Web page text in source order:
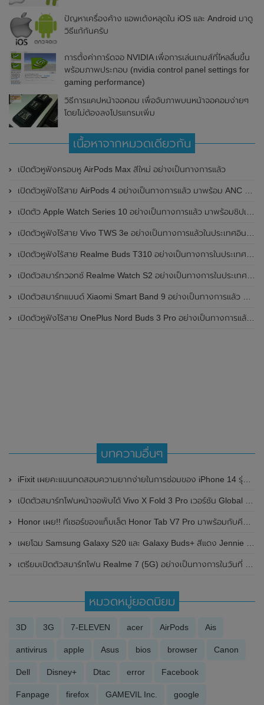
ปัญหาเครื่องค้าง แอพเด้งหลุดใน iOS และ Android มาดู
วิธีแก้กันครับ
การตั้งค่าการ์ดจอ NVIDIA เพื่อการเล่นเกมส์ที่ไหลลื่นขึ้น
พร้อมภาพประกอบ (nvidia control panel settings for
gaming performance)
วิธีการแคปหน้าจอคอม เพื่อจับภาพบนหน้าจอคอมง่ายๆ
โดยไม่ต้องลงโปรแกรมเพิ่ม
เนื้อหาจากหมวดเดียวกัน
เปิดตัวหูฟังครอบหู AirPods Max สีใหม่ อย่างเป็นทางการแล้ว
เปิดตัวหูฟังไร้สาย AirPods 4 อย่างเป็นทางการแล้ว มาพร้อม ANC และฟีเจอร์ใหม่มากมาย
เปิดตัว Apple Watch Series 10 อย่างเป็นทางการแล้ว มาพร้อมชิปเซ็ตรุ่น S10
เปิดตัวหูฟังไร้สาย Vivo TWS 3e อย่างเป็นทางการแล้วในประเทศอินเดีย มาพร้อมระบบตัดเสียงรบกวน ANC ที่ 30dB , ป้องกันฝุ่นและกันน้ำที่ระดับ IP54 , แบตเตอรี่สามารถใช้งานนานสูงสุด 36 ชั่วโมง
เปิดตัวหูฟังไร้สาย Realme Buds T310 อย่างเป็นทางการในประเทศอินเดีย มาพร้อมระบบตัดเสียงรบกวน ANC สูงสุด 46dB , เสียงรอบทิศทาง 360 องศา , แบตเตอรี่สามารถใช้งานได้นานสูงสุด 40 ชั่วโมง
เปิดตัวสมาร์ทวอทช์ Realme Watch S2 อย่างเป็นทางการในประเทศอินเดีย มาพร้อมตัวเรือนสแตนเลสสตีล , หน้าจอแสดงผล AMOLED ขนาด 1.43 นิ้ว , แบตเตอรี่ขนาดใหญ่ใช้งานได้นาน 20 วัน และรองรับคำสั่งเสียง Super AI Engine ที่ขับเคลื่อนโดย ChatGPT
เปิดตัวสมาร์ทแบนด์ Xiaomi Smart Band 9 อย่างเป็นทางการแล้ว มาพร้อมหน้าจอ AMOLED ขนาด 1.62 นิ้ว , ตัวเรือนเป็นโลหะ และแบตเตอรี่สุดอึดสามารถใช้งานได้นานถึง 21 วัน
เปิดตัวหูฟังไร้สาย OnePlus Nord Buds 3 Pro อย่างเป็นทางการแล้ว มาพร้อมระบบตัดเสียงรบกวน (ANC) สามารถลดเสียงรบกวนได้ 49dB และแบตเตอรี่สุดอึดใช้งานได้นานสูงสุดถึง 44 ชั่วโมง
บทความอื่นๆ
iFixit เผยคะแนนทดสอบความยากง่ายในการซ่อมของ iPhone 14 รุ่นใหม่ ได้คะแนน 7/10 คะแนน
เปิดตัวสมาร์ทโฟนหน้าจอพับได้ Vivo X Fold 3 Pro เวอร์ชัน Global อย่างเป็นทางการแล้ว
Honor เผย!! ทีเซอร์ของแท็บเล็ต Honor Tab V7 Pro มาพร้อมกับคีย์บอร์ดแม่เหล็ก Magnetic Keyboard และปากกาสไตลัส Stylus เตรียมเปิดตัววันที่ 12 สิงหาคม 2021 นี้
เผยโฉม Samsung Galaxy S20 และ Galaxy Buds+ สีแดง Jennie Red Limited Edition วางจำหน่ายในเกาหลีเท่านั้น (มีคลิป)
เตรียมเปิดตัวสมาร์ทโฟน Realme 7 (5G) อย่างเป็นทางการในวันที่ 19 พฤศจิกายน 2020 นี้ที่อังกฤษ
หมวดหมู่ยอดนิยม
3D 3G 7-ELEVEN acer AirPods Ais
antivirus apple Asus bios browser Canon
Dell Disney+ Dtac error Facebook
Fanpage firefox GAMEVIL Inc. google